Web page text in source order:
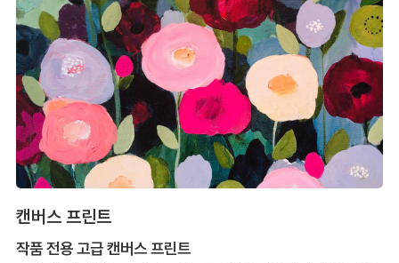
캔버스 프린트
작품 전용 고급 캔버스 프린트